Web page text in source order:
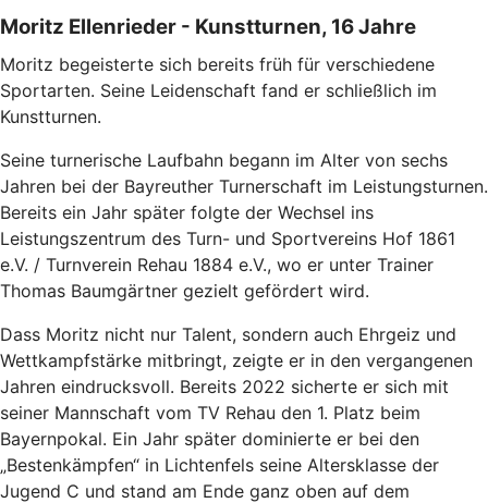
Moritz Ellenrieder - Kunstturnen, 16 Jahre
Moritz begeisterte sich bereits früh für verschiedene
Sportarten. Seine Leidenschaft fand er schließlich im
Kunstturnen.
Seine turnerische Laufbahn begann im Alter von sechs
Jahren bei der Bayreuther Turnerschaft im Leistungsturnen.
Bereits ein Jahr später folgte der Wechsel ins
Leistungszentrum des Turn- und Sportvereins Hof 1861
e.V. / Turnverein Rehau 1884 e.V., wo er unter Trainer
Thomas Baumgärtner gezielt gefördert wird.
Dass Moritz nicht nur Talent, sondern auch Ehrgeiz und
Wettkampfstärke mitbringt, zeigte er in den vergangenen
Jahren eindrucksvoll. Bereits 2022 sicherte er sich mit
seiner Mannschaft vom TV Rehau den 1. Platz beim
Bayernpokal. Ein Jahr später dominierte er bei den
„Bestenkämpfen“ in Lichtenfels seine Altersklasse der
Jugend C und stand am Ende ganz oben auf dem